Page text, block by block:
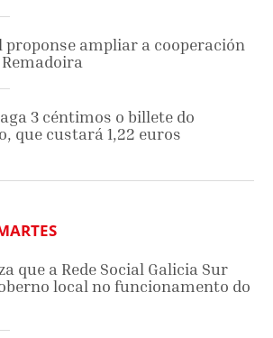
proponse ampliar a cooperación
3 céntimos o billete do
que custará 1,22 euros
que a Rede Social Galicia Sur
local no funcionamento do